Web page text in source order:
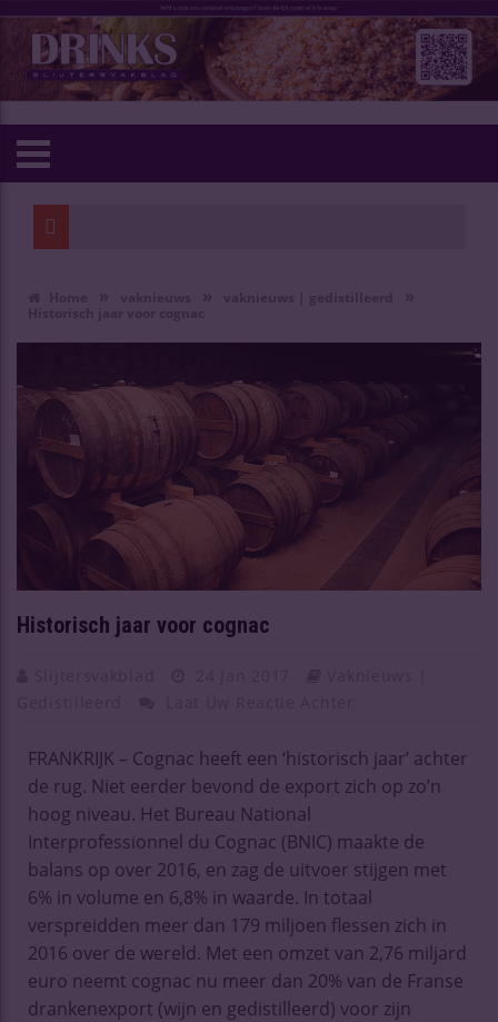
Historisch jaar voor cognac
FRANKRIJK – Cognac heeft een ‘historisch jaar’ achter
de rug. Niet eerder bevond de export zich op zo’n
hoog niveau. Het Bureau National
Interprofessionnel du Cognac (BNIC) maakte de
balans op over 2016, en zag de uitvoer stijgen met
6% in volume en 6,8% in waarde. In totaal
verspreidden meer dan 179 miljoen flessen zich in
2016 over de wereld. Met een omzet van 2,76 miljard
euro neemt cognac nu meer dan 20% van de Franse
drankenexport (wijn en gedistilleerd) voor zijn